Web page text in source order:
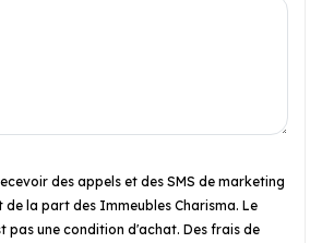
des appels et des SMS de marketing
de la part des Immeubles Charisma. Le
pas une condition d'achat. Des frais de